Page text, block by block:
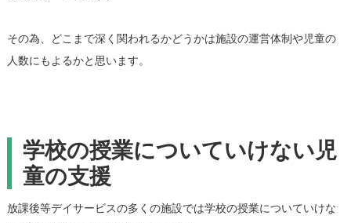
その為、どこまで深く関われるかどうかは施設の運営体制や児童の
人数にもよるかと思います。
学校の授業についていけない児
童の支援
放課後等デイサービスの多くの施設では学校の授業についていけな